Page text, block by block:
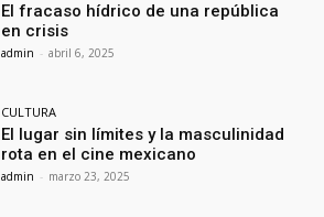
El fracaso hídrico de una república
en crisis
admin - abril 6, 2025
CULTURA
El lugar sin límites y la masculinidad
rota en el cine mexicano
admin - marzo 23, 2025